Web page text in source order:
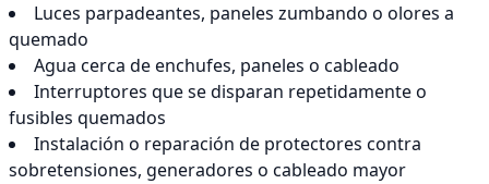
Luces parpadeantes, paneles zumbando o olores a
quemado
Agua cerca de enchufes, paneles o cableado
Interruptores que se disparan repetidamente o
fusibles quemados
Instalación o reparación de protectores contra
sobretensiones, generadores o cableado mayor